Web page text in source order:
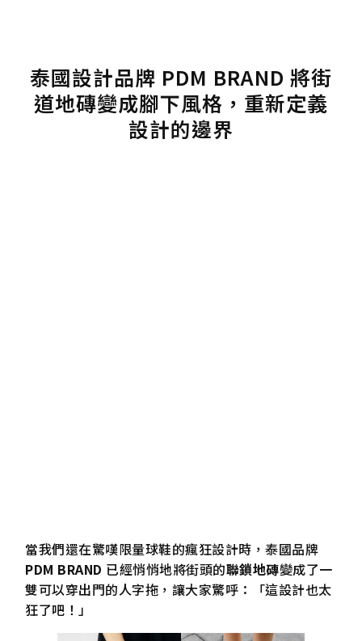
泰國設計品牌 PDM BRAND 將街
道地磚變成腳下風格，重新定義
設計的邊界
當我們還在驚嘆限量球鞋的瘋狂設計時，泰國品牌
PDM BRAND 已經悄悄地將街頭的聯鎖地磚變成了一
雙可以穿出門的人字拖，讓大家驚呼：「這設計也太
狂了吧！」